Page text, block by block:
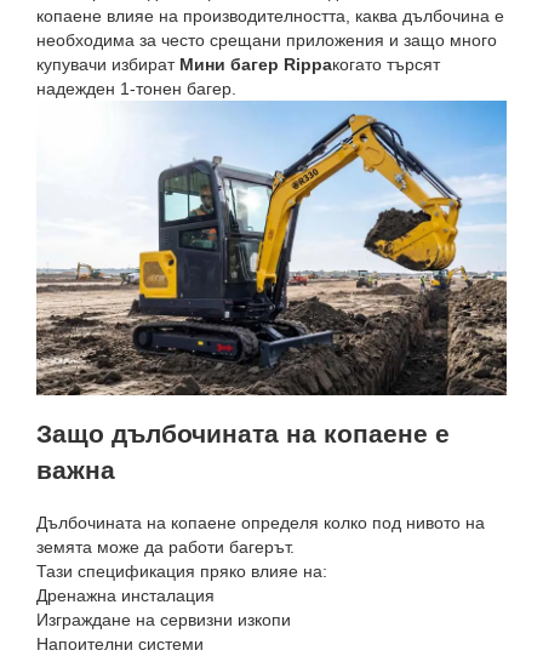
копаене влияе на производителността, каква дълбочина е
необходима за често срещани приложения и защо много
купувачи избират Мини багер Rippaкогато търсят
надежден 1-тонен багер.
Защо дълбочината на копаене е
важна
Дълбочината на копаене определя колко под нивото на
земята може да работи багерът.
Тази спецификация пряко влияе на:
Дренажна инсталация
Изграждане на сервизни изкопи
Напоителни системи